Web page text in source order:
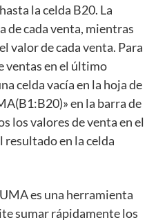
la celda B20. La
de cada venta, mientras
valor de cada venta. Para
ventas en el último
celda vacía en la hoja de
en la barra de
los valores de venta en el
resultado en la celda
es una herramienta
sumar rápidamente los